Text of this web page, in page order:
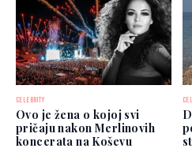
CELEBRITY
Ovo je žena o kojoj svi
pričaju nakon Merlinovih
koncerata na Koševu